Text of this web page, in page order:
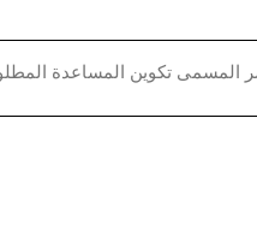
تكوين المساعدة المطلوبة عن